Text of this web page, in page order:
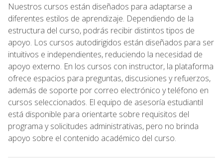
Nuestros cursos están diseñados para adaptarse a
diferentes estilos de aprendizaje. Dependiendo de la
estructura del curso, podrás recibir distintos tipos de
apoyo. Los cursos autodirigidos están diseñados para ser
intuitivos e independientes, reduciendo la necesidad de
apoyo externo. En los cursos con instructor, la plataforma
ofrece espacios para preguntas, discusiones y refuerzos,
además de soporte por correo electrónico y teléfono en
cursos seleccionados. El equipo de asesoría estudiantil
está disponible para orientarte sobre requisitos del
programa y solicitudes administrativas, pero no brinda
apoyo sobre el contenido académico del curso.